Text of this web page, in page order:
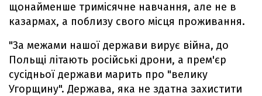
щонайменше тримісячне навчання, але не в
казармах, а поблизу свого місця проживання.
"За межами нашої держави вирує війна, до
Польщі літають російські дрони, а прем'єр
сусідньої держави марить про "велику
Угорщину". Держава, яка не здатна захистити